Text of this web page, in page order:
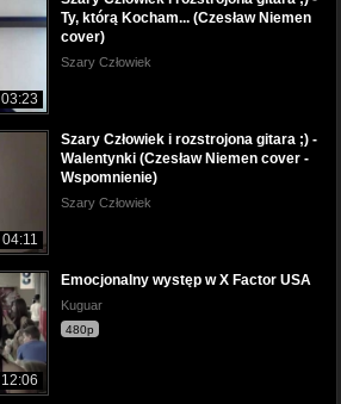
03:23
Ty, którą Kocham... (Czesław Niemen
cover)
Szary Człowiek
04:11
Szary Człowiek i rozstrojona gitara ;) -
Walentynki (Czesław Niemen cover -
Wspomnienie)
Szary Człowiek
12:06
Emocjonalny występ w X Factor USA
Kuguar
480p